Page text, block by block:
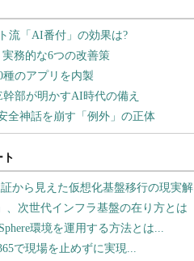
から見えた仮想化基盤移行の現実解
次世代インフラ基盤の在り方とは
環境を運用する方法とは...
で現場を止めずに実現...